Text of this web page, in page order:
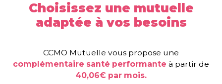
Choisissez une mutuelle
adaptée à vos besoins
CCMO Mutuelle vous propose une
complémentaire santé performante à partir de
40,06€ par mois.